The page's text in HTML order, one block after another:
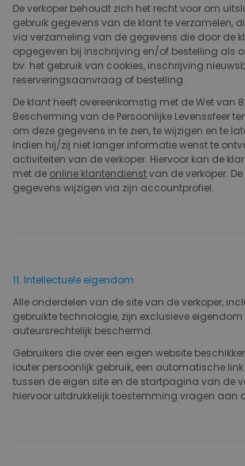
De verkoper behoudt zich het recht voor om
gebruik gegevens van de klant te verzamelen,
via verzameling van de gegevens die door de
opgegeven bij inschrijving en/of bestelling als
bv. het gebruik van cookies, inschrijving
reserveringsaanvraag of bestelling.
De klant heeft overeenkomstig met de Wet van
Bescherming van de Persoonlijke Levenssfeer
om deze gegevens in te zien, te wijzigen en te
indien hij/zij niet langer informatie wenst te
activiteiten van de verkoper. Hiervoor kan de
met de online klantendienstvan de verkoper.
gegevens wijzigen via zijn accountprofiel.
11. Intellectuele eigendom
Alle onderdelen van de site van de verkoper,
gebruikte technologie, zijn exclusieve eigendom
auteursrechtelijk beschermd.
Gebruikers die over een eigen website
louter persoonlijk gebruik, een automatische
tussen de eigen site en de startpagina van de
hiervoor uitdrukkelijk toestemming vragen aan